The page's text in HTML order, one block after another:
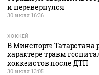
и перевернулся
30 июля 16:36
ХОККЕЙ
В Минспорте Татарстана
характере травм
хоккеистов после ДТП
30 июля 13:05